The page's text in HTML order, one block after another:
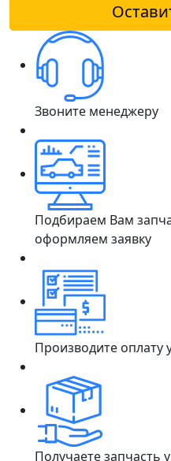
Звоните менеджеру
Подбираем Вам
оформляем заявку
Производите
Получаете запчасть